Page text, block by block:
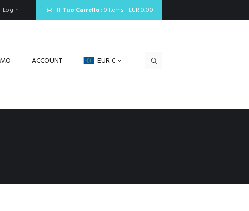
Login Il Tuo Carrello: 0 Items - EUR 0,00
ACCOUNT EUR €